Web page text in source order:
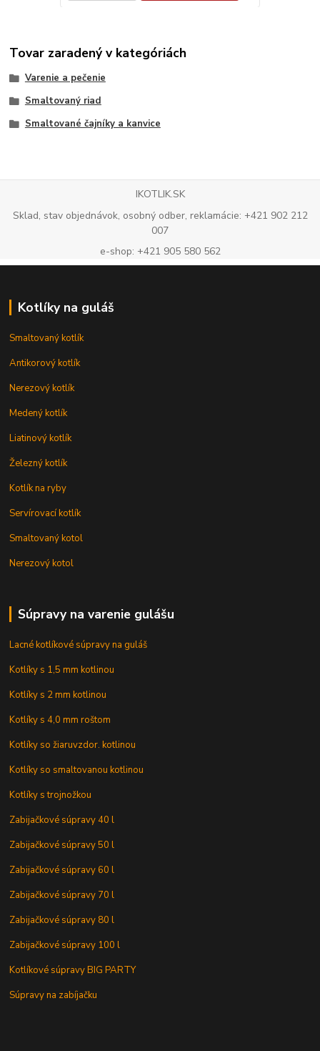
Tovar zaradený v kategóriách
Varenie a pečenie
Smaltovaný riad
Smaltované čajníky a kanvice
IKOTLIK.SK
Sklad, stav objednávok, osobný odber, reklamácie: +421 902 212
007
e-shop: +421 905 580 562
Kotlíky na guláš
Smaltovaný kotlík
Antikorový kotlík
Nerezový kotlík
Medený kotlík
Liatinový kotlík
Železný kotlík
Kotlík na ryby
Servírovací kotlík
Smaltovaný kotol
Nerezový kotol
Súpravy na varenie gulášu
Lacné kotlíkové súpravy na guláš
Kotlíky s 1,5 mm kotlinou
Kotlíky s 2 mm kotlinou
Kotlíky s 4,0 mm roštom
Kotlíky so žiaruvzdor. kotlinou
Kotlíky so smaltovanou kotlinou
Kotlíky s trojnožkou
Zabijačkové súpravy 40 l
Zabijačkové súpravy 50 l
Zabijačkové súpravy 60 l
Zabijačkové súpravy 70 l
Zabijačkové súpravy 80 l
Zabijačkové súpravy 100 l
Kotlíkové súpravy BIG PARTY
Súpravy na zabíjačku